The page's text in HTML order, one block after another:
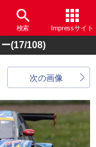
検索 Impressサイト
(17/108)
次の画像